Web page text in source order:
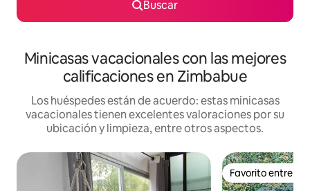
Buscar
Minicasas vacacionales con las mejores
calificaciones en Zimbabue
Los huéspedes están de acuerdo: estas minicasas
vacacionales tienen excelentes valoraciones por su
ubicación y limpieza, entre otros aspectos.
Favorito entre
Favorito entre